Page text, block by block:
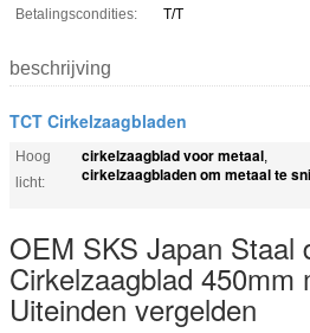
Betalingscondities:
T/T
beschrijving
TCT Cirkelzaagbladen
Hoog
licht:
cirkelzaagblad voor metaal,
cirkelzaagbladen om metaal te
OEM SKS Japan Staal
Cirkelzaagblad 450mm
Uiteinden vergelden